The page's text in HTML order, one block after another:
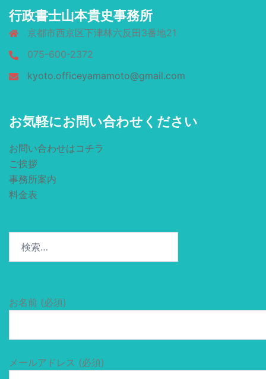
行政書士山本貴史事務所
京都市西京区下津林六反田3番地21
075-600-2372
kyoto.officeyamamoto@gmail.com
お気軽にお問い合わせください
お問い合わせはコチラ
ご挨拶
事務所案内
料金表
お名前 (必須)
メールアドレス (必須)